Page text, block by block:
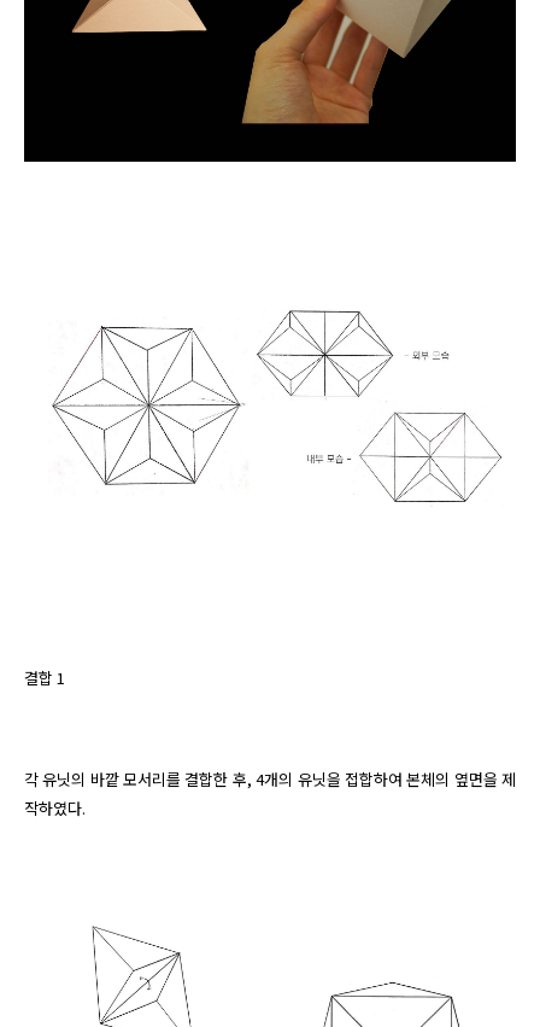
결합 1
각 유닛의 바깥 모서리를 결합한 후, 4개의 유닛을 접합하여 본체의 옆면을 제
작하였다.